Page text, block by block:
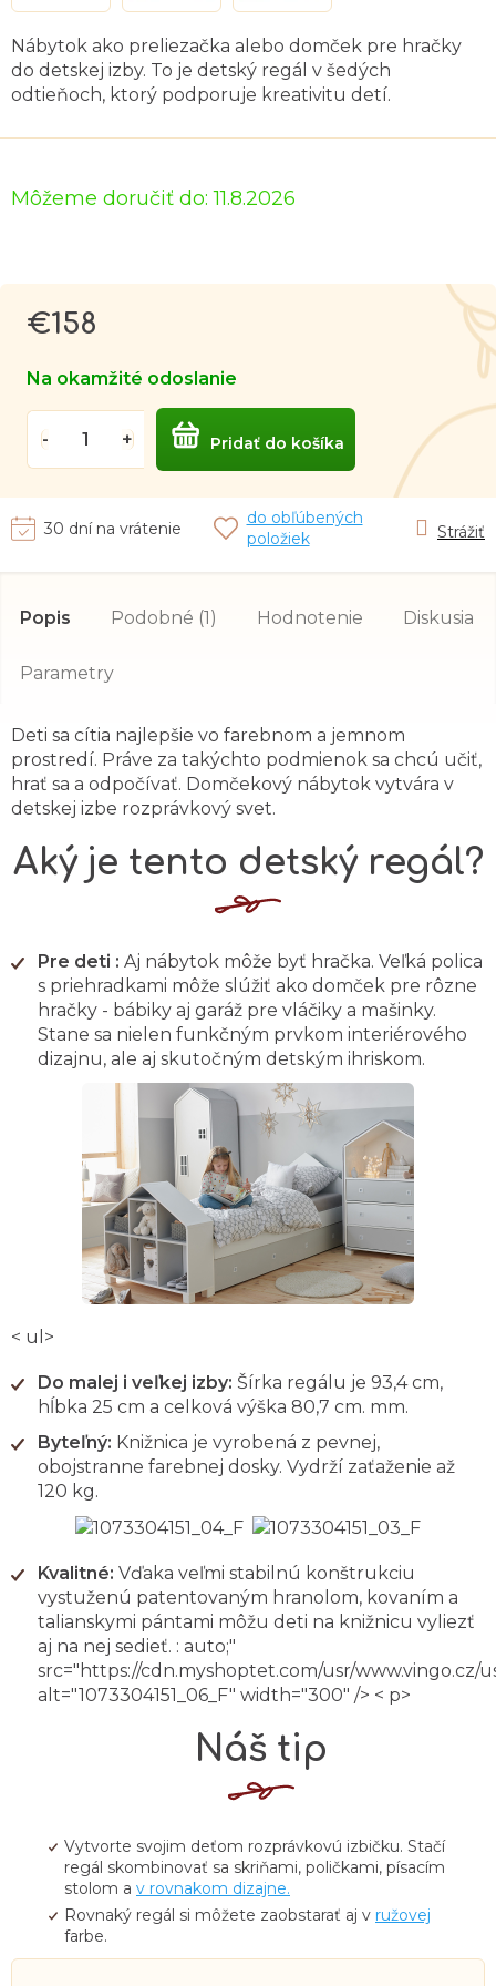
Môžeme doručiť do: 11.8.2026
Nábytok ako preliezačka alebo domček pre hračky
do detskej izby. To je detský regál v šedých
odtieňoch, ktorý podporuje kreativitu detí.
€158
Na okamžité odoslanie
Pridať do košíka
30 dní na vrátenie
do obľúbených
položiek
Strážiť
Popis Podobné (1) Hodnotenie Diskusia
Parametry
Deti sa cítia najlepšie vo farebnom a jemnom
prostredí. Práve za takýchto podmienok sa chcú učiť,
hrať sa a odpočívať. Domčekový nábytok vytvára v
detskej izbe rozprávkový svet.
Aký je tento detský regál?
Pre deti : Aj nábytok môže byť hračka. Veľká polica
s priehradkami môže slúžiť ako domček pre rôzne
hračky - bábiky aj garáž pre vláčiky a mašinky.
Stane sa nielen funkčným prvkom interiérového
dizajnu, ale aj skutočným detským ihriskom.
< ul>
Do malej i veľkej izby: Šírka regálu je 93,4 cm,
hĺbka 25 cm a celková výška 80,7 cm. mm.
Byteľný: Knižnica je vyrobená z pevnej,
obojstranne farebnej dosky. Vydrží zaťaženie až
120 kg.
Kvalitné: Vďaka veľmi stabilnú konštrukciu
vystuženú patentovaným hranolom, kovaním a
talianskymi pántami môžu deti na knižnicu vyliezť
aj na nej sedieť. : auto;"
src="https://cdn.myshoptet.com/usr/www.vingo.cz/
alt="1073304151_06_F" width="300" /> < p>
Náš tip
Vytvorte svojim deťom rozprávkovú izbičku. Stačí
regál skombinovať sa skriňami, poličkami, písacím
stolom a v rovnakom dizajne.
Rovnaký regál si môžete zaobstarať aj v ružovej
farbe.